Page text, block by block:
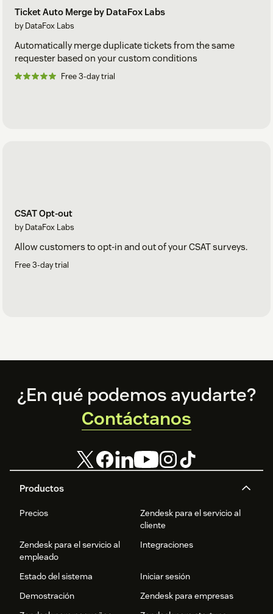
Ticket Auto Merge by DataFox Labs
by DataFox Labs
Automatically merge duplicate tickets from the same
requester based on your custom conditions
Free 3-day trial
CSAT Opt-out
by DataFox Labs
Allow customers to opt-in and out of your CSAT surveys.
Free 3-day trial
Footer
Productos
Precios
Zendesk para el servicio al
cliente
Zendesk para el servicio al
empleado
Integraciones
Estado del sistema
Iniciar sesión
Demostración
Zendesk para empresas
¿En qué podemos ayudarte?
Contáctanos